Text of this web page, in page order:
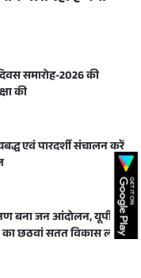
समारोह-2026 की
की
एवं पारदर्शी संचालन करें
बना जन आंदोलन, यूपी ने
का छठवां सतत विकास लक्ष्य